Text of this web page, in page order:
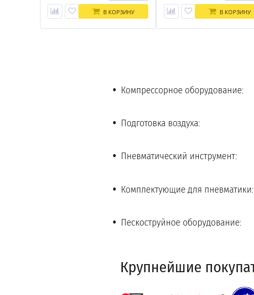
В КОРЗИНУ
В КОРЗИНУ